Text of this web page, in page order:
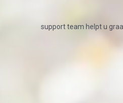
support team helpt u